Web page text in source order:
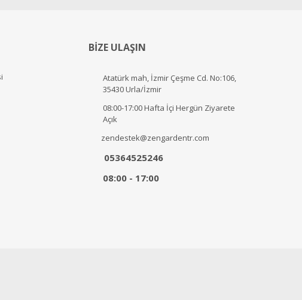
BİZE ULAŞIN
Atatürk mah, İzmir Çeşme Cd. No:106,
35430 Urla/İzmir
08:00-17:00 Hafta İçi Hergün Ziyarete
Açık
zendestek@zengardentr.com
05364525246
08:00 - 17:00